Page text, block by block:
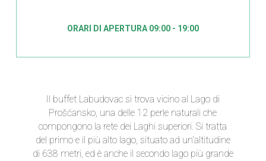
ORARI DI APERTURA 09:00 - 19:00
Il buffet Labudovac si trova vicino al Lago di
Prošćansko, una delle 12 perle naturali che
compongono la rete dei Laghi superiori. Si tratta
del primo e il più alto lago, situato ad un'altitudine
di 638 metri, ed è anche il secondo lago più grande